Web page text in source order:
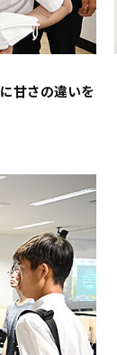
甘さの違いを